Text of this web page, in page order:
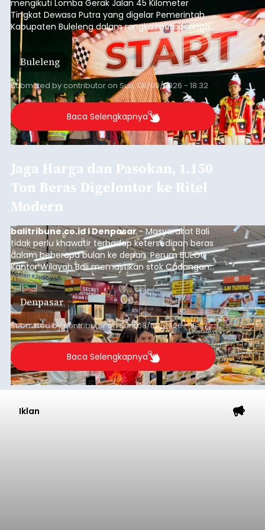
mengikuti Lomba Gerak Jalan 45 Kilometer
Tingkat Dewasa Putra yang digelar Pemerintah
Kabupaten Buleleng dalam rangka memperingati
HUT ke-81 Kemerdekaan Republik Indonesia.
Lomba resmi dimulai dari Lapangan Sepak Bola
Desa Celukan Bawang, Sabtu (8/8/2026) malam.
Buleleng
Submitted bycontributoron Sun, 08/09/2026 - 18:32
Baca Selengkapnya
Jaga Harga dan Pasokan, 1.150
Ton Beras Digelontor ke Ritel
Modern
balitribune.co.id I Denpasar- Masyarakat Bali
tidak perlu khawatir terhadap ketersediaan beras
dalam beberapa bulan ke depan. Perum BULOG
Kantor Wilayah Bali memastikan stok Cadangan
Beras Pemerintah (CBP) masih dalam kondisi
aman, bahkan diproyeksikan mampu memenuhi
kebutuhan masyarakat hingga sekitar 10 bulan.
Denpasar
Submitted bycontributoronSun, 08/09/2026 - 18:27
Baca Selengkapnya
Iklan